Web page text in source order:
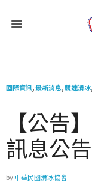
國際資訊,最新消息,競速滑冰,
【公告
訊息公告
by中華民國滑冰協會